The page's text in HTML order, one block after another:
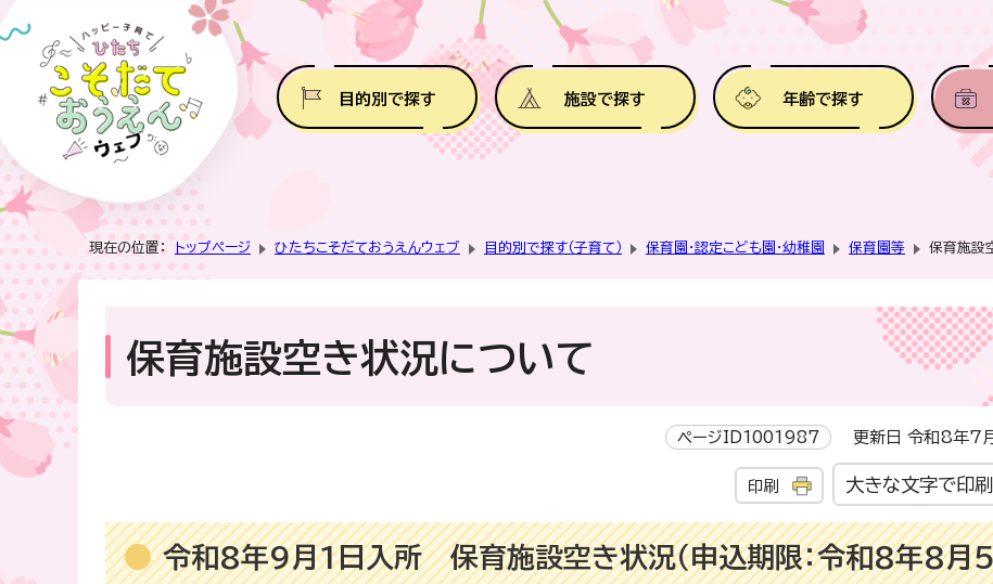
目的別で探す 施設で探す 年齢で探す
現在の位置： トップページ ひたちこそだておうえんウェブ 目的別で探す（子育て） 保育園・認定こども園・幼稚園 保育園等 保育施設
保育施設空き状況について
ページID1001987 更新日 令和8年7
印刷 大きな文字で印刷
令和8年9月1日入所 保育施設空き状況（申込期限：令和8年8月5